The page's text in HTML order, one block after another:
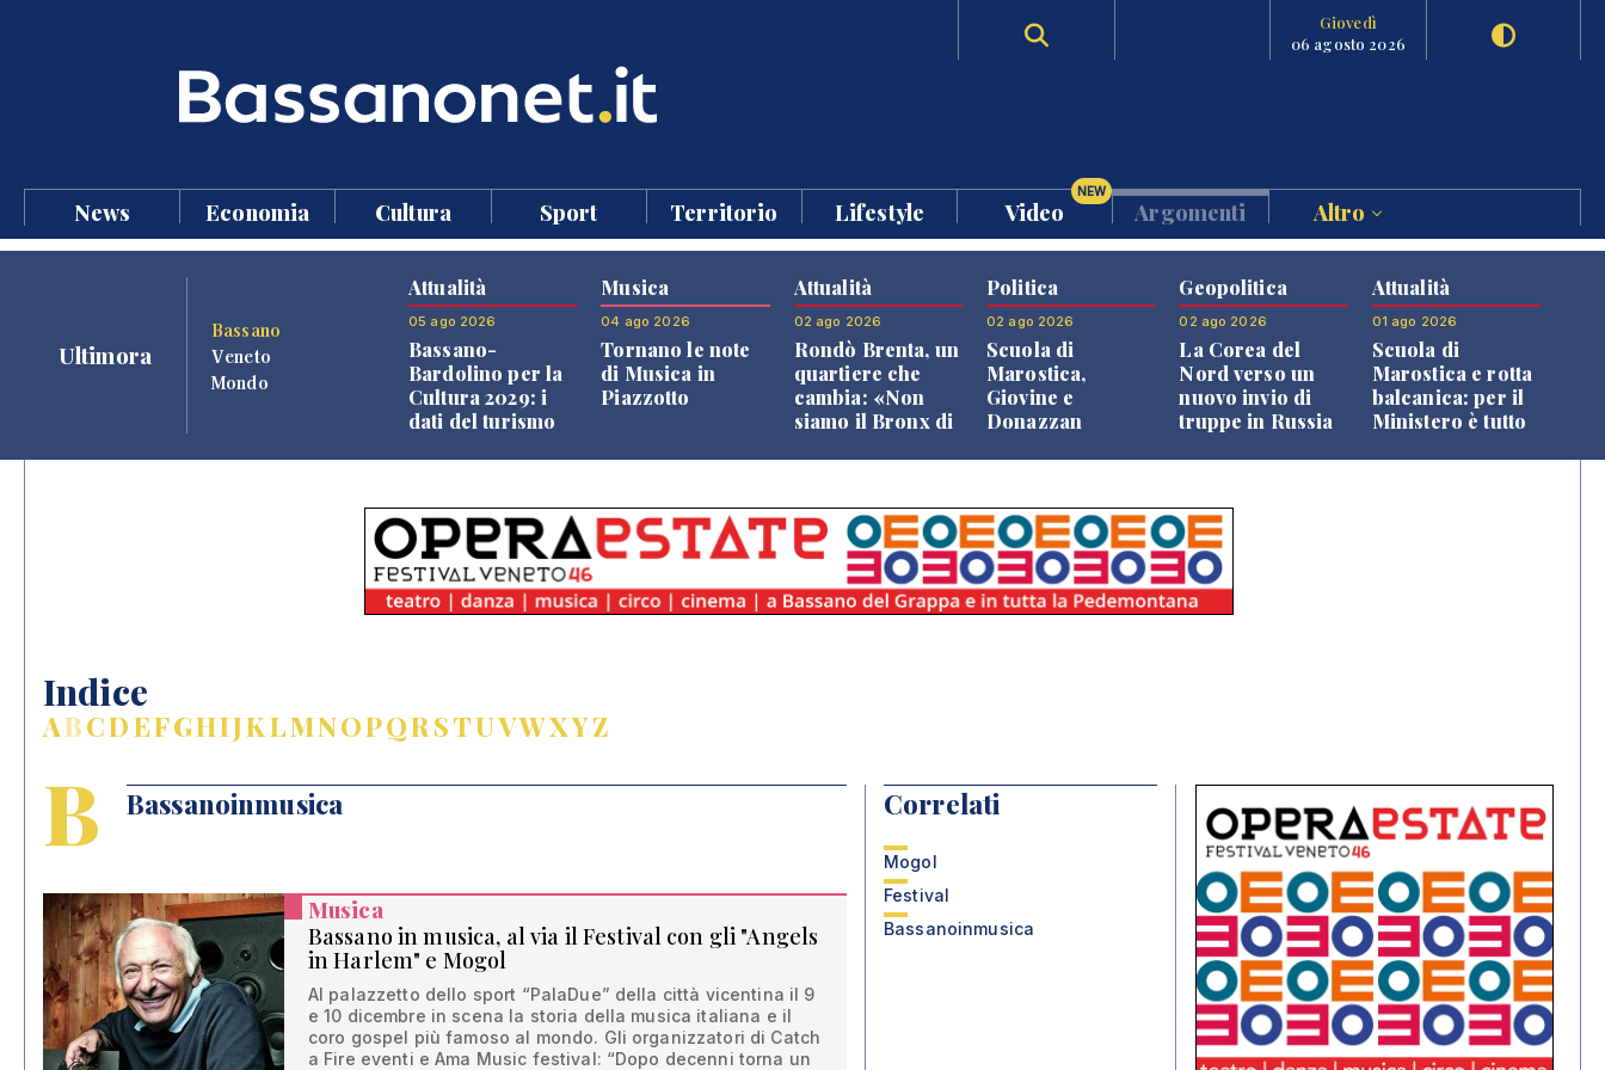
Giovedì
06 agosto 2026
News Economia Cultura Sport Territorio Lifestyle Video
NEW
Argomenti Altro
Ultimora
Bassano
Veneto
Mondo
Attualità
05 ago 2026
Bassano-
Bardolino per la
Cultura 2029: i
dati del turismo
Musica
04 ago 2026
Tornano le note
di Musica in
Piazzotto
Attualità
02 ago 2026
Rondò Brenta, un
quartiere che
cambia: «Non
siamo il Bronx di
Politica
02 ago 2026
Scuola di
Marostica,
Giovine e
Donazzan
Geopolitica
02 ago 2026
La Corea del
Nord verso un
nuovo invio di
truppe in Russia
Attualità
01 ago 2026
Scuola di
Marostica e rotta
balcanica: per il
Ministero è tutto
Indice
ABCDEFGHIJKLMNOPQRSTUVWXYZ
B Bassanoinmusica
Musica
Bassano in musica, al via il Festival con gli "Angels
in Harlem" e Mogol
Al palazzetto dello sport “PalaDue” della città vicentina il 9
e 10 dicembre in scena la storia della musica italiana e il
coro gospel più famoso al mondo. Gli organizzatori di Catch
a Fire eventi e Ama Music festival: “Dopo decenni torna un
Correlati
Mogol
Festival
Bassanoinmusica